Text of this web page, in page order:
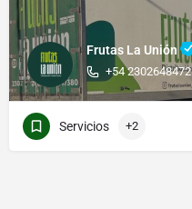
Frutas La Unión
+54 2302648472
Servicios +2